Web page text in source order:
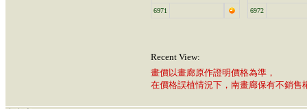
6971 6972
Recent View:
畫價以畫廊原作證明價格為準，
在價格誤植情況下，南畫廊保有不銷售